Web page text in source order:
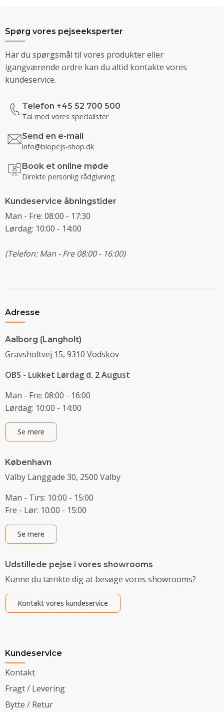
Spørg vores pejseeksperter
Har du spørgsmål til vores produkter eller
igangværende ordre kan du altid kontakte vores
kundeservice.
Telefon +45 52 700 500
Tal med vores specialister
Send en e-mail
info@biopejs-shop.dk
Book et online møde
Direkte personlig rådgivning
Kundeservice åbningstider
Man - Fre: 08:00 - 17:30
Lørdag: 10:00 - 14:00
(Telefon: Man - Fre 08:00 - 16:00)
Adresse
Aalborg (Langholt)
Gravsholtvej 15, 9310 Vodskov
OBS - Lukket Lørdag d. 2 August
Man - Fre: 08:00 - 16:00
Lørdag: 10:00 - 14:00
Se mere
København
Valby Langgade 30, 2500 Valby
Man - Tirs: 10:00 - 15:00
Fre - Lør: 10:00 - 15:00
Se mere
Udstillede pejse i vores showrooms
Kunne du tænkte dig at besøge vores showrooms?
Kontakt vores kundeservice
Kundeservice
Kontakt
Fragt / Levering
Bytte / Retur